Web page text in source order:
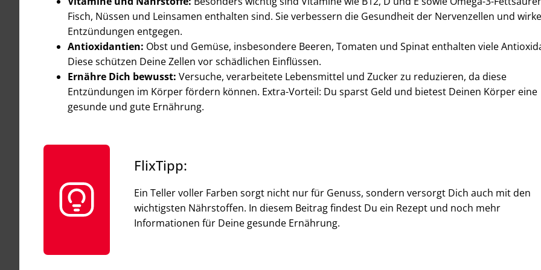
Fisch, Nüssen und Leinsamen enthalten sind. Sie verbessern die Gesundheit der Nervenzellen und
Entzündungen entgegen.
Antioxidantien: Obst und Gemüse, insbesondere Beeren, Tomaten und Spinat enthalten viele
Diese schützen Deine Zellen vor schädlichen Einflüssen.
Ernähre Dich bewusst: Versuche, verarbeitete Lebensmittel und Zucker zu reduzieren, da diese
Entzündungen im Körper fördern können. Extra-Vorteil: Du sparst Geld und bietest Deinen Körper eine
gesunde und gute Ernährung.
FlixTipp:
Ein Teller voller Farben sorgt nicht nur für Genuss, sondern versorgt Dich auch mit den
wichtigsten Nährstoffen. In diesem Beitrag findest Du ein Rezept und noch mehr
Informationen für Deine gesunde Ernährung.